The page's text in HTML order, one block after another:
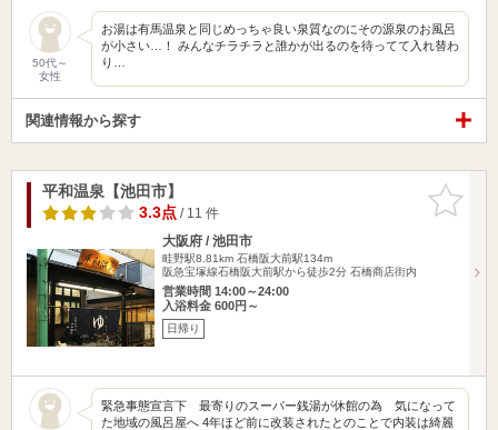
50代～
女性
お湯は有馬温泉と同じめっちゃ良い泉質なのにその源泉のお風呂
が小さい…！ みんなチラチラと誰かが出るのを待ってて入れ替わ
り…
関連情報から探す
お気に入
りに追加
平和温泉【池田市】
3.3点/ 11 件
大阪府 / 池田市
畦野駅8.81km 石橋阪大前駅134m
阪急宝塚線石橋阪大前駅から徒歩2分 石橋商店街内
営業時間 14:00～24:00
入浴料金 600円～
日帰り
緊急事態宣言下 最寄りのスーパー銭湯が休館の為 気になって
た地域の風呂屋へ 4年ほど前に改装されたとのことで内装は綺麗